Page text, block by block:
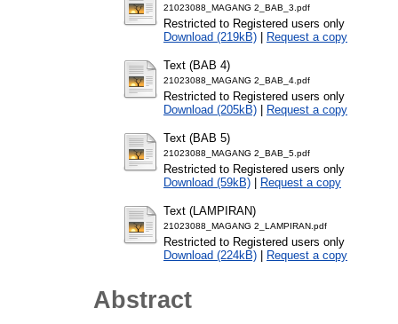
21023088_MAGANG 2_BAB_3.pdf
Restricted to Registered users only
Download (219kB)
Request a copy
Text (BAB 4)
21023088_MAGANG 2_BAB_4.pdf
Restricted to Registered users only
Download (205kB)
Request a copy
Text (BAB 5)
21023088_MAGANG 2_BAB_5.pdf
Restricted to Registered users only
Download (59kB)
Request a copy
Text (LAMPIRAN)
21023088_MAGANG 2_LAMPIRAN.pdf
Restricted to Registered users only
Download (224kB)
Request a copy
Abstract